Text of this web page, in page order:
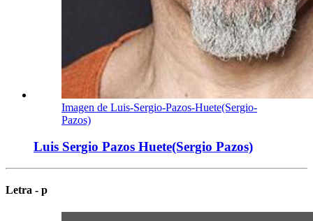
Imagen de Luis-Sergio-Pazos-Huete(Sergio-
Pazos)
Luis Sergio Pazos Huete(Sergio Pazos)
Letra - p